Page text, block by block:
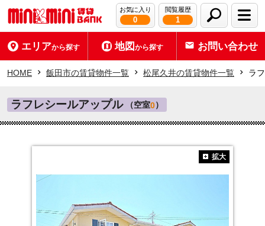
お気に入り
0
閲覧履歴
1
エリアから探す 地図から探す お問い合わせ
HOME 飯田市の賃貸物件一覧 松尾久井の賃貸物件一覧 ラ
ラフレシールアップル （空室0）
拡大